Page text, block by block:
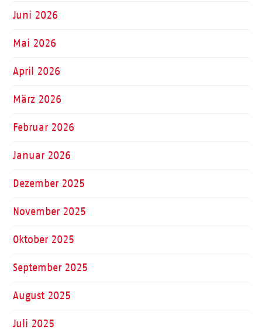
Juni 2026
Mai 2026
April 2026
März 2026
Februar 2026
Januar 2026
Dezember 2025
November 2025
Oktober 2025
September 2025
August 2025
Juli 2025